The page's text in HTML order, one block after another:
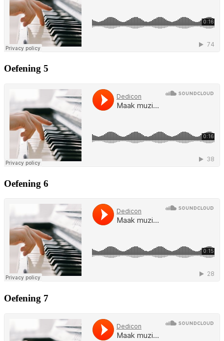
Oefening 5
Oefening 6
Oefening 7